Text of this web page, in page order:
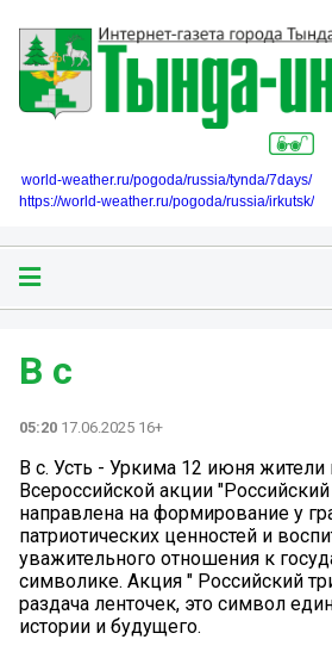
world-weather.ru/pogoda/russia/tynda/7days/
https://world-weather.ru/pogoda/russia/irkutsk/
В с
05:20 17.06.2025 16+
В с. Усть - Уркима 12 июня жители
Всероссийской акции
направлена на формирование у
патриотических ценностей и
уважительного отношения к
символике. Акция " Российский
раздача ленточек, это символ
истории и будущего.